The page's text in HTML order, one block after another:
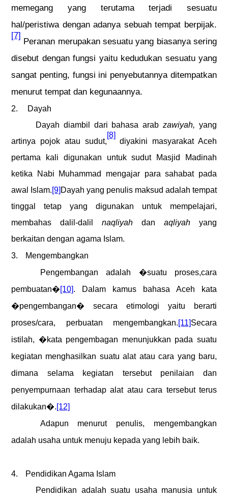
memegang yang terutama terjadi sesuatu
hal/peristiwa dengan adanya sebuah tempat berpijak.
[7]
Peranan merupakan sesuatu yang biasanya sering
disebut dengan fungsi yaitu kedudukan sesuatu yang
sangat penting, fungsi ini penyebutannya ditempatkan
menurut tempat dan kegunaannya.
2.
Dayah
Dayah diambil dari bahasa arabzawiyah,yang
artinya pojok atau sudut,
[8]
diyakini masyarakat Aceh
pertama kali digunakan untuk sudut Masjid Madinah
ketika Nabi Muhammad mengajar para sahabat pada
awal Islam.[9] Dayah yang penulis maksud adalah tempat
tinggal tetap yang digunakan untuk mempelajari,
membahas dalil-dalil naqliyah dan aqliyah yang
berkaitan dengan agama Islam.
3.
Mengembangkan
Pengembangan adalah �suatu proses,cara
pembuatan�[10]. Dalam kamus bahasa Aceh kata
�pengembangan� secara etimologi yaitu berarti
proses/cara, perbuatan mengembangkan.[11]Secara
istilah, �kata pengembagan menunjukkan pada suatu
kegiatan menghasilkan suatu alat atau cara yang baru,
dimana selama kegiatan tersebut penilaian dan
penyempurnaan terhadap alat atau cara tersebut terus
dilakukan�.[12]
Adapun menurut penulis, mengembangkan
adalah usaha untuk menuju kepada yang lebih baik.
4.
Pendidikan Agama Islam
Pendidikan adalah suatu usaha manusia untuk